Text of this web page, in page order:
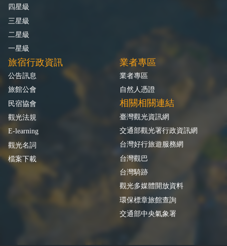
四星級
三星級
二星級
一星級
旅宿行政資訊
公告訊息
旅館公會
民宿協會
觀光法規
E-learning
觀光名詞
檔案下載
業者專區
業者專區
自然人憑證
相關相關連結
臺灣觀光資訊網
交通部觀光署行政資訊網
台灣好行旅遊服務網
台灣觀巴
台灣騎跡
觀光多媒體開放資料
環保標章旅館查詢
交通部中央氣象署